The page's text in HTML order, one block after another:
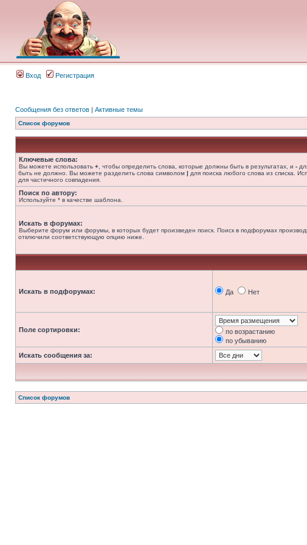
Вход Регистрация
Сообщения без ответов | Активные темы
Список форумов
Ключевые слова:
Вы можете использовать + , чтобы определить слова, которые должны быть в результатах, и -
быть не должно. Вы можете разделить слова символом | для поиска любого слова из списка.
для частичного совпадения.
Поиск по автору:
Используйте * в качестве шаблона.
Искать в форумах:
Выберите форум или форумы, в которых будет произведен поиск. Поиск в подфорумах
отключили соответствующую опцию ниже.
Искать в подфорумах: Да Нет
Поле сортировки:
по возрастанию
по убыванию
Искать сообщения за:
Список форумов